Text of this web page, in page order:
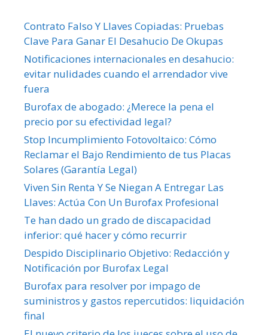
Contrato Falso Y Llaves Copiadas: Pruebas
Clave Para Ganar El Desahucio De Okupas
Notificaciones internacionales en desahucio:
evitar nulidades cuando el arrendador vive
fuera
Burofax de abogado: ¿Merece la pena el
precio por su efectividad legal?
Stop Incumplimiento Fotovoltaico: Cómo
Reclamar el Bajo Rendimiento de tus Placas
Solares (Garantía Legal)
Viven Sin Renta Y Se Niegan A Entregar Las
Llaves: Actúa Con Un Burofax Profesional
Te han dado un grado de discapacidad
inferior: qué hacer y cómo recurrir
Despido Disciplinario Objetivo: Redacción y
Notificación por Burofax Legal
Burofax para resolver por impago de
suministros y gastos repercutidos: liquidación
final